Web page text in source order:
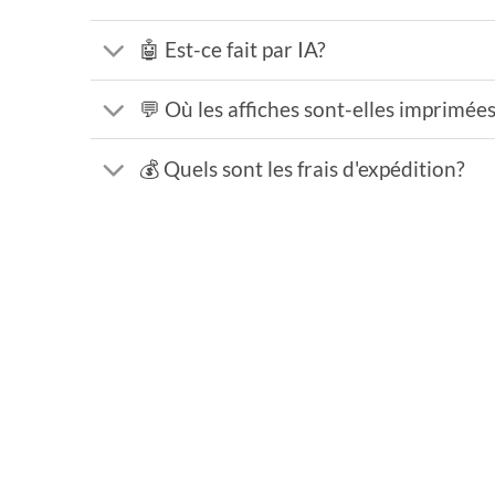
🤖 Est-ce fait par IA?
💬 Où les affiches sont-elles
💰 Quels sont les frais d'expédition?